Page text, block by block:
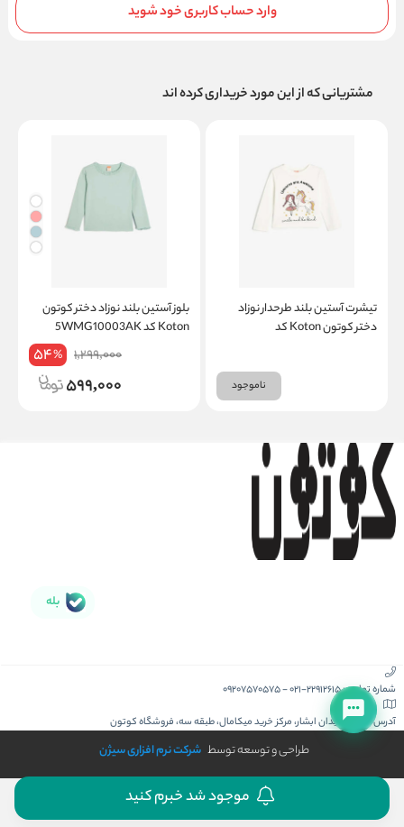
وارد حساب کاربری خود شوید
مشتریانی که از این مورد خریداری کرده اند
تیشرت آستین بلند طرحدار نوزاد
دختر کوتون Koton کد
ناموجود
بلوز آستین بلند نوزاد دختر کوتون
Koton کد 5WMG10003AK
1,299,000
54%
599,000
بله
شماره تماس :021-22912615
-
09207570575
آدرس :کیش، میدان ابشار، مرکز خرید میکامال، طبقه سه، فروشگاه کوتون
طراحی و توسعه توسط شرکت نرم افزاری سیژن